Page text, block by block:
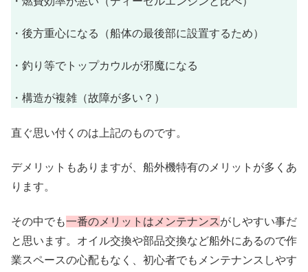
・後方重心になる（船体の最後部に設置するため）
・釣り等でトップカウルが邪魔になる
・構造が複雑（故障が多い？）
直ぐ思い付くのは上記のものです。
デメリットもありますが、船外機特有のメリットが多くあ
ります。
その中でも一番のメリットはメンテナンスがしやすい事だ
と思います。オイル交換や部品交換など船外にあるので作
業スペースの心配もなく、初心者でもメンテナンスしやす